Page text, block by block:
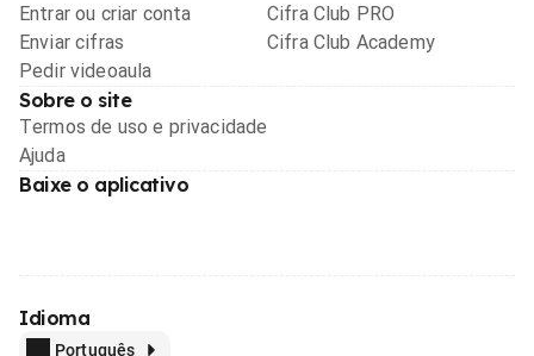
Entrar ou criar conta
Enviar cifras
Pedir videoaula
Cifra Club PRO
Cifra Club Academy
Sobre o site
Termos de uso e privacidade
Ajuda
Baixe o aplicativo
Idioma
Português